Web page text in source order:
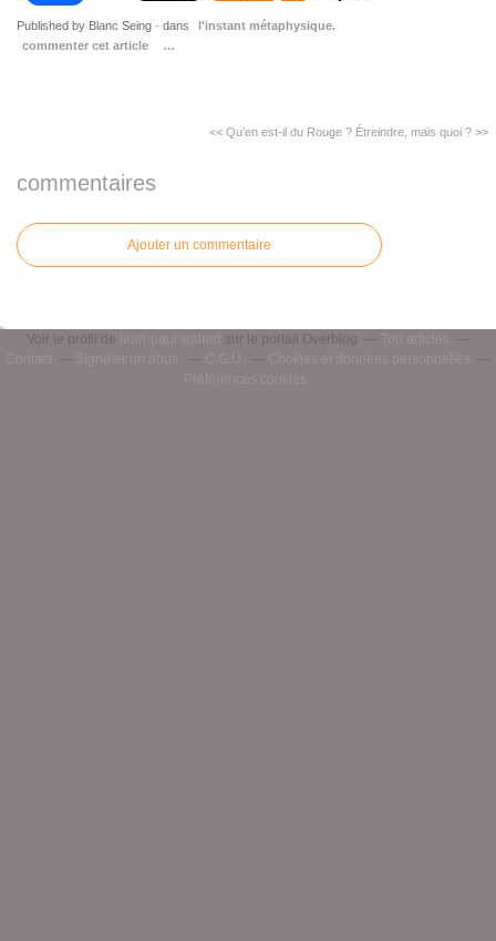
Published by Blanc Seing - dans
l'instant métaphysique.
commenter cet article
…
<< Qu’en est-il du Rouge ? Étreindre, mais quoi ? >>
commentaires
Ajouter un commentaire
Voir le profil de jean-paul vialard sur le portail Overblog
Top articles
Contact
Signaler un abus C.G.U.
Cookies et données personnelles
Préférences cookies